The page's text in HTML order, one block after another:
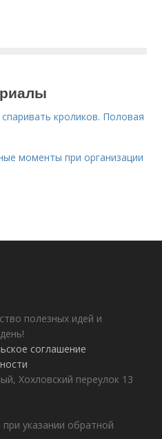
кроликов. Половая
моменты при организации
полезных идей и
соглашение
Хохловский переулок 13
указании обратной